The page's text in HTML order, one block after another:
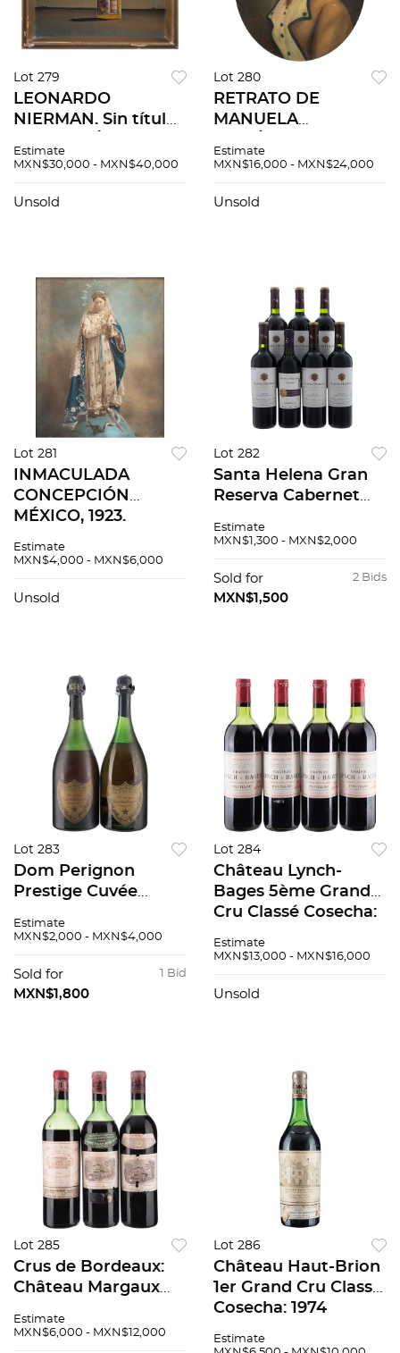
Lot 279
LEONARDO
NIERMAN. Sin título.
tela. 35.5 x 41 cm
Estimate
MXN$30,000 - MXN$40,000
Unsold
Lot 280
RETRATO DE
MANUELA
ESTRADA.
INTERVENIDA
Estimate
MXN$16,000 - MXN$24,000
Unsold
Lot 281
INMACULADA
CONCEPCIÓN
MÉXICO, 1923.
intervenida Firma y
"Mejía fol. 1923"
Estimate
MXN$4,000 - MXN$6,000
Unsold
Lot 282
Santa Helena Gran
Reserva Cabernet
2013)4pzs),
Carmenere 2016. 7
pzs total
Estimate
MXN$1,300 - MXN$2,000
2 Bids
Sold for
MXN$1,500
Lot 283
Dom Perignon
Prestige Cuvée
Champagne, Francia
Estimate
MXN$2,000 - MXN$4,000
1 Bid
Sold for
MXN$1,800
Lot 284
Château Lynch-
Bages 5ème Grand
Cru Classé Cosecha:
punta del hombro
Estimate
MXN$13,000 - MXN$16,000
Unsold
Lot 285
Crus de Bordeaux:
Château Margaux
Château Lafite
Estimate
MXN$6,000 - MXN$12,000
Lot 286
Château Haut-Brion
1er Grand Cru Classé
Cosecha: 1974
Francia Nivel: a 8.2
Estimate